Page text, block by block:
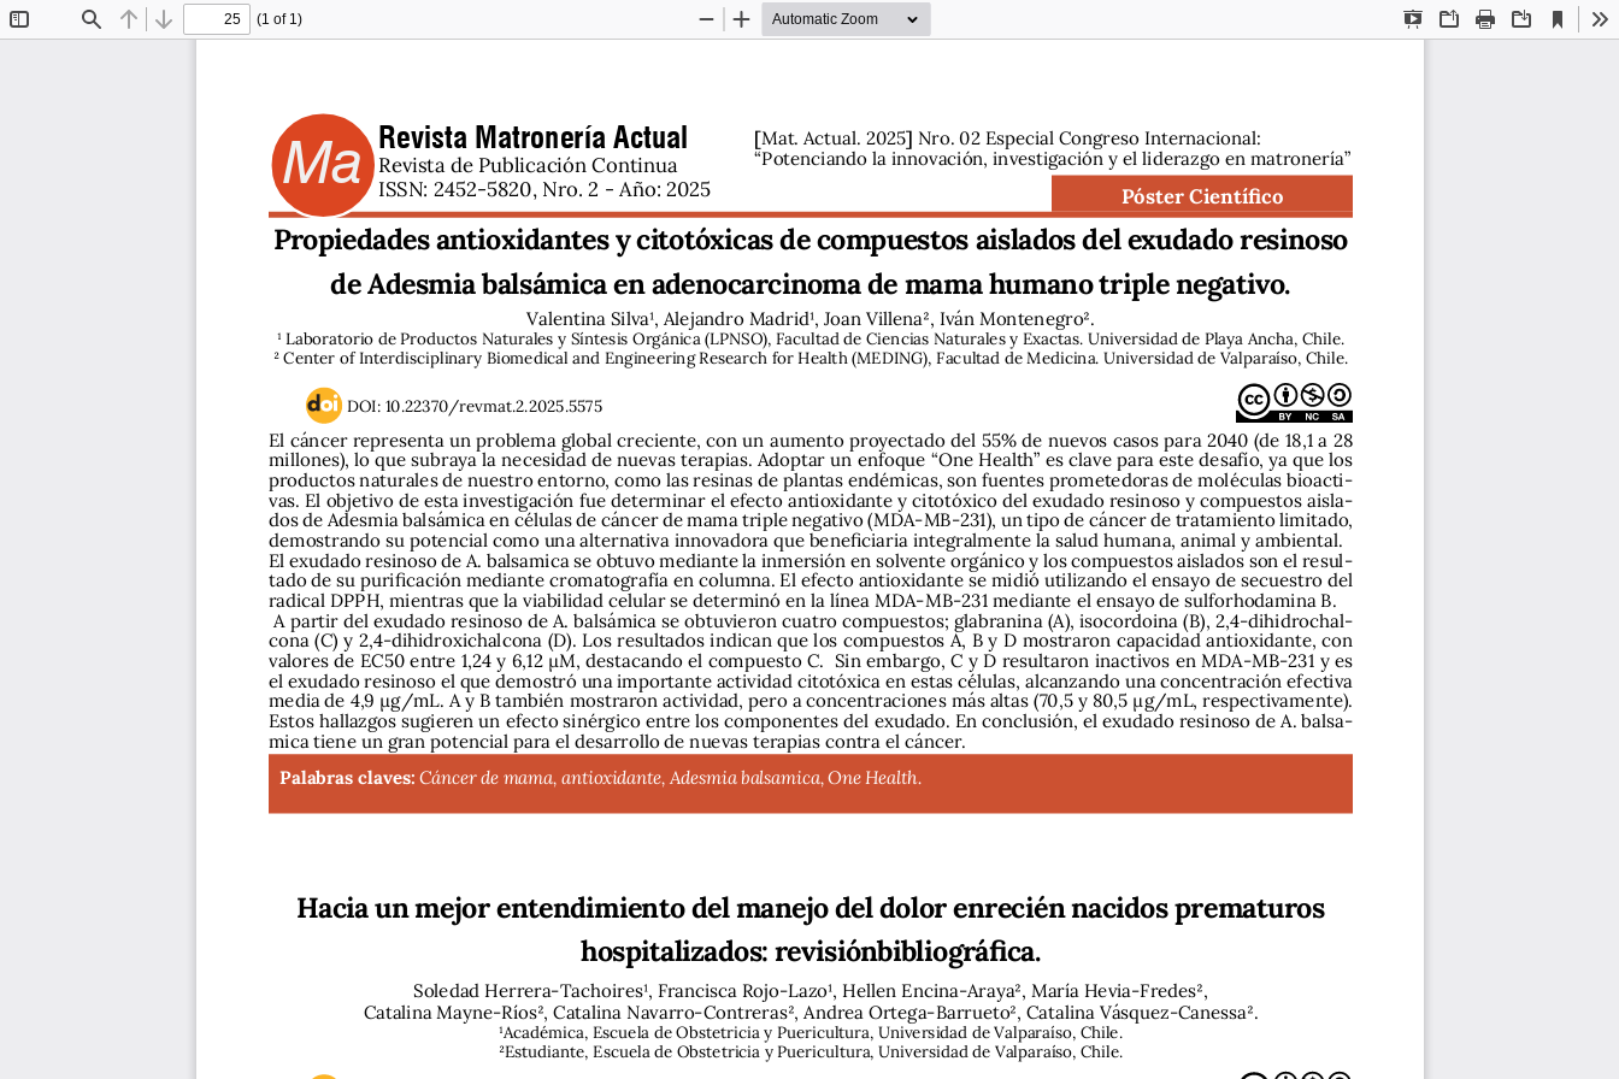
Find Previous
Next
(1 of 1)
Presentation
OpenPrint Download
Current
View
Zoom
Zoom
Revista Matronería Actual
Revista de Publicación Continua
ISSN: 2452-5820, Nro. 2 - Año: 2025
Póster Científico
[Mat. Actual. 2025] Nro. 02 Especial Congreso Internacional:
“Potenciando la innovación, investigación y el liderazgo en matronería”
Ma
Propiedades antioxidantes y citotóxicas de compuestos aislados del exudado resinoso
de Adesmia balsámica en adenocarcinoma de mama humano triple negativo.
Valentina Silva1, Alejandro Madrid1, Joan Villena2, Iván Montenegro2.
1 Laboratorio de Productos Naturales y Síntesis Orgánica (LPNSO), Facultad de Ciencias Naturales y Exactas. Universidad de Playa Ancha, Chile.
2 Center of Interdisciplinary Biomedical and Engineering Research for Health (MEDING), Facultad de Medicina. Universidad de Valparaíso, Chile.
Palabras claves: Cáncer de mama, antioxidante, Adesmia balsamica, One Health.
El cáncer representa un problema global creciente, con un aumento proyectado del 55% de nuevos casos para 2040 (de 18,1 a 28
millones), lo que subraya la necesidad de nuevas terapias. Adoptar un enfoque “One Health” es clave para este desafío, ya que los
productos naturales de nuestro entorno, como las resinas de plantas endémicas, son fuentes prometedoras de moléculas bioacti-
vas. El objetivo de esta investigación fue determinar el efecto antioxidante y citotóxico del exudado resinoso y compuestos aisla-
dos de Adesmia balsámica en células de cáncer de mama triple negativo (MDA-MB-231), un tipo de cáncer de tratamiento limitado,
demostrando su potencial como una alternativa innovadora que beneficiaria integralmente la salud humana, animal y ambiental.
El exudado resinoso de A. balsamica se obtuvo mediante la inmersión en solvente orgánico y los compuestos aislados son el resul-
tado de su purificación mediante cromatografía en columna. El efecto antioxidante se midió utilizando el ensayo de secuestro del
radical DPPH, mientras que la viabilidad celular se determinó en la línea MDA-MB-231 mediante el ensayo de sulforhodamina B.
A partir del exudado resinoso de A. balsámica se obtuvieron cuatro compuestos; glabranina (A), isocordoina (B), 2,4-dihidrochal-
cona (C) y 2,4-dihidroxichalcona (D). Los resultados indican que los compuestos A, B y D mostraron capacidad antioxidante, con
valores de EC50 entre 1,24 y 6,12 μM, destacando el compuesto C.  Sin embargo, C y D resultaron inactivos en MDA-MB-231 y es
el exudado resinoso el que demostró una importante actividad citotóxica en estas células, alcanzando una concentración efectiva
media de 4,9 μg/mL. A y B también mostraron actividad, pero a concentraciones más altas (70,5 y 80,5 μg/mL, respectivamente).
Estos hallazgos sugieren un efecto sinérgico entre los componentes del exudado. En conclusión, el exudado resinoso de A. balsa-
mica tiene un gran potencial para el desarrollo de nuevas terapias contra el cáncer.
DOI: 10.22370/revmat.2.2025.5575
Hacia un mejor entendimiento del manejo del dolor enrecién nacidos prematuros
hospitalizados: revisiónbibliográfica.
Soledad Herrera-Tachoires1, Francisca Rojo-Lazo1, Hellen Encina-Araya2, María Hevia-Fredes2,
Catalina Mayne-Ríos2, Catalina Navarro-Contreras2, Andrea Ortega-Barrueto2, Catalina Vásquez-Canessa2.
1Académica, Escuela de Obstetricia y Puericultura, Universidad de Valparaíso, Chile.
2Estudiante, Escuela de Obstetricia y Puericultura, Universidad de Valparaíso, Chile.